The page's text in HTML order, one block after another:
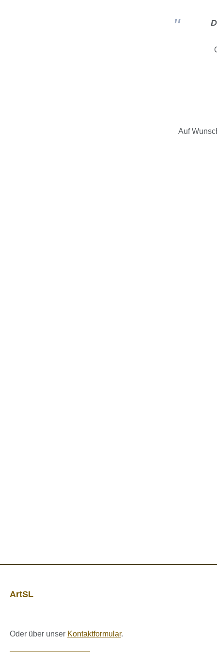
Auf
ArtSL
Oder über unser Kontaktformular.